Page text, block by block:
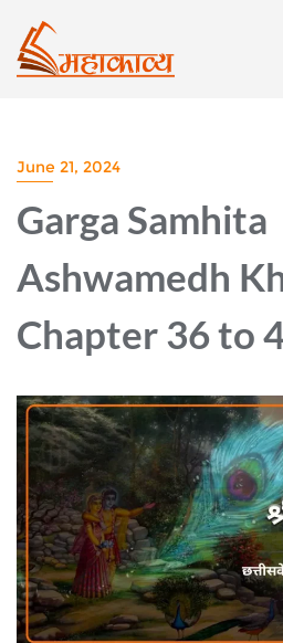
content
June 21, 2024
Garga Samhita
Ashwamedh
Chapter 36 to